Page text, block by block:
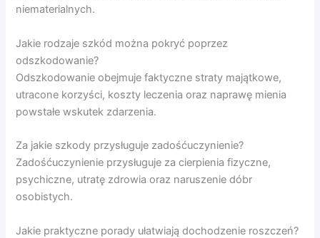
niematerialnych.
Jakie rodzaje szkód można pokryć poprzez
odszkodowanie?
Odszkodowanie obejmuje faktyczne straty majątkowe,
utracone korzyści, koszty leczenia oraz naprawę mienia
powstałe wskutek zdarzenia.
Za jakie szkody przysługuje zadośćuczynienie?
Zadośćuczynienie przysługuje za cierpienia fizyczne,
psychiczne, utratę zdrowia oraz naruszenie dóbr
osobistych.
Jakie praktyczne porady ułatwiają dochodzenie roszczeń?